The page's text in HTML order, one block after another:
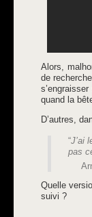
Alors,
de
quand la
D’autres,
“J’ai
pas
Quelle
suivi ?